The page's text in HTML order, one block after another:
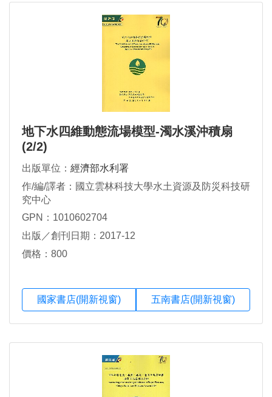
地下水四維動態流場模型-濁水溪沖積扇
(2/2)
出版單位： 經濟部水利署
作/編/譯者：國立雲林科技大學水土資源及防災科技研
究中心
GPN：1010602704
出版／創刊日期：2017-12
價格：800
國家書店(開新視窗) 五南書店(開新視窗)